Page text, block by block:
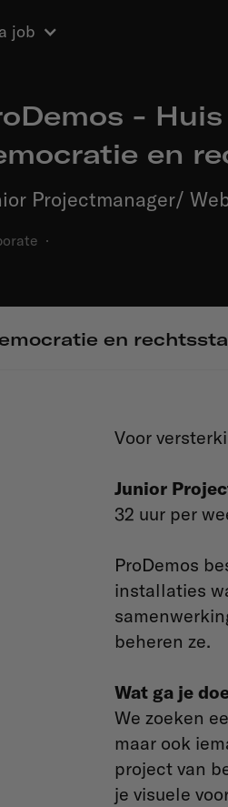
job
-
en
Projectmanager/
·
en
Voor
Junior
32 uur per
ProDemos
installaties
beheren ze.
Wat ga je
We zoeken
maar ook
project van
je visuele